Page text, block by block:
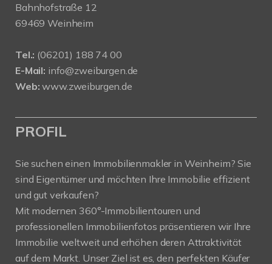
Bahnhofstraße 12
69469 Weinheim
Tel.: (06201) 188 74 00
E-Mail: info@zweiburgen.de
Web: www.zweiburgen.de
PROFIL
Sie suchen einen Immobilienmakler in Weinheim? Sie
sind Eigentümer und möchten Ihre Immobilie effizient
und gut verkaufen?
Mit modernen 360°-Immobilientouren und
professionellen Immobilienfotos präsentieren wir Ihre
Immobilie weltweit und erhöhen deren Attraktivität
auf dem Markt. Unser Ziel ist es, den perfekten Käufer